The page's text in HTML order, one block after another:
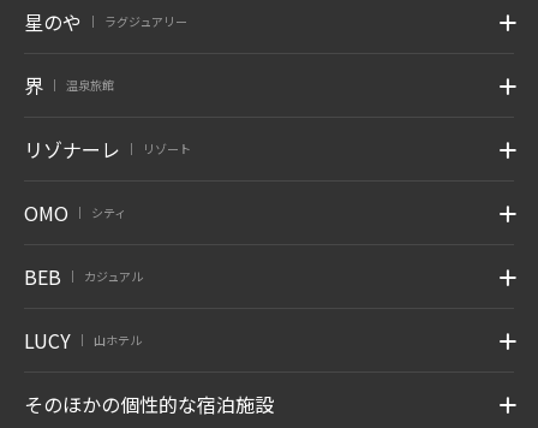
星のや ラグジュアリー
界 温泉旅館
リゾナーレ リゾート
OMO シティ
BEB カジュアル
LUCY 山ホテル
そのほかの個性的な宿泊施設